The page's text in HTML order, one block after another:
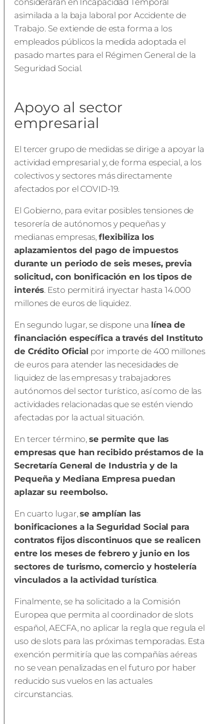
asimilada a la baja laboral por Accidente de
Trabajo. Se extiende de esta forma a los
empleados públicos la medida adoptada el
pasado martes para el Régimen General de la
Seguridad Social.
Apoyo al sector
empresarial
El tercer grupo de medidas se dirige a apoyar la
actividad empresarial y, de forma especial, a los
colectivos y sectores más directamente
afectados por el COVID-19.
El Gobierno, para evitar posibles tensiones de
tesorería de autónomos y pequeñas y
medianas empresas,flexibiliza los
aplazamientos del pago de impuestos
durante un periodo de seis meses, previa
solicitud, con bonificación en los tipos de
interés. Esto permitirá inyectar hasta 14.000
millones de euros de liquidez.
En segundo lugar, se dispone una línea de
financiación específica a través del Instituto
de Crédito Oficial por importe de 400 millones
de euros para atender las necesidades de
liquidez de las empresas y trabajadores
autónomos del sector turístico, así como de las
actividades relacionadas que se estén viendo
afectadas por la actual situación.
En tercer término,se permite que las
empresas que han recibido préstamos de la
Secretaría General de Industria y de la
Pequeña y Mediana Empresa puedan
aplazar su reembolso.
En cuarto lugar,se amplían las
bonificaciones a la Seguridad Social para
contratos fijos discontinuos que se realicen
entre los meses de febrero y junio en los
sectores de turismo, comercio y hostelería
vinculados a la actividad turística.
Finalmente, se ha solicitado a la Comisión
Europea que permita al coordinador de slots
español, AECFA, no aplicar la regla que regula el
uso de slots para las próximas temporadas. Esta
exención permitiría que las compañías aéreas
no se vean penalizadas en el futuro por haber
reducido sus vuelos en las actuales
circunstancias.